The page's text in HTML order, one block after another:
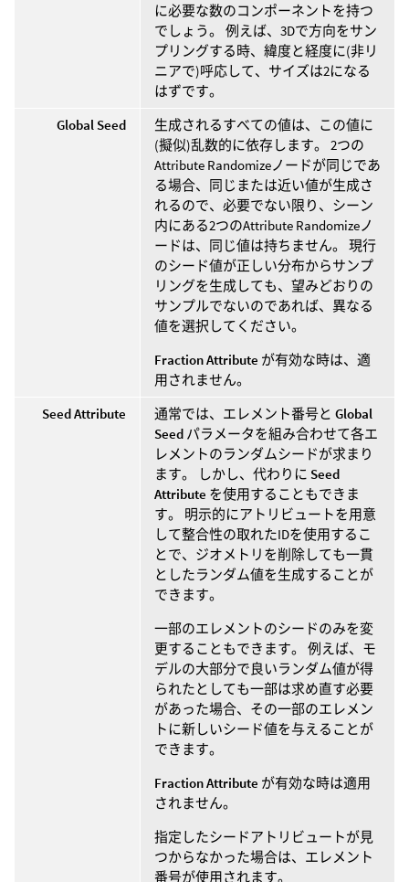
に必要な数のコンポーネントを持つ
でしょう。 例えば、3Dで方向をサン
プリングする時、緯度と経度に(非リ
ニアで)呼応して、サイズは2になる
はずです。
Global Seed
生成されるすべての値は、この値に
(擬似)乱数的に依存します。 2つの
Attribute Randomizeノードが同じであ
る場合、同じまたは近い値が生成さ
れるので、必要でない限り、シーン
内にある2つのAttribute Randomizeノ
ードは、同じ値は持ちません。 現行
のシード値が正しい分布からサンプ
リングを生成しても、望みどおりの
サンプルでないのであれば、異なる
値を選択してください。
Fraction Attribute が有効な時は、適
用されません。
Seed Attribute
通常では、エレメント番号と Global
Seed パラメータを組み合わせて各エ
レメントのランダムシードが求まり
ます。 しかし、代わりに Seed
Attribute を使用することもできま
す。 明示的にアトリビュートを用意
して整合性の取れたIDを使用するこ
とで、ジオメトリを削除しても一貫
としたランダム値を生成することが
できます。
一部のエレメントのシードのみを変
更することもできます。 例えば、モ
デルの大部分で良いランダム値が得
られたとしても一部は求め直す必要
があった場合、その一部のエレメン
トに新しいシード値を与えることが
できます。
Fraction Attribute が有効な時は適用
されません。
指定したシードアトリビュートが見
つからなかった場合は、エレメント
番号が使用されます。